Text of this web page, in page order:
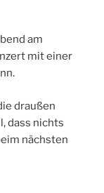
am
mit einer
draußen
dass nichts
nächsten